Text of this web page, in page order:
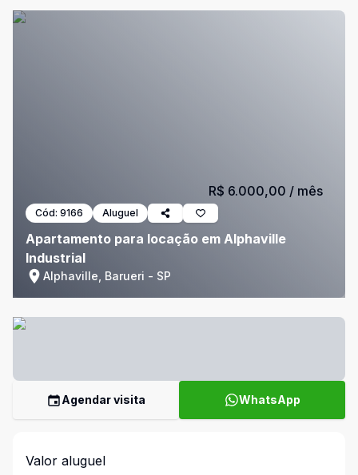
Cód: 9166 Aluguel
Apartamento para locação em Alphaville
Industrial
Alphaville, Barueri - SP
R$ 6.000,00 / mês
Agendar visita WhatsApp
Valor aluguel